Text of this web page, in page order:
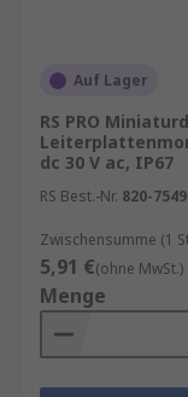
Auf Lager
RS PRO
dc 30 V ac, IP67
RS Best.-Nr. 820-7549
Zwischensumme (1
5,91 €(ohne MwSt.)
Menge